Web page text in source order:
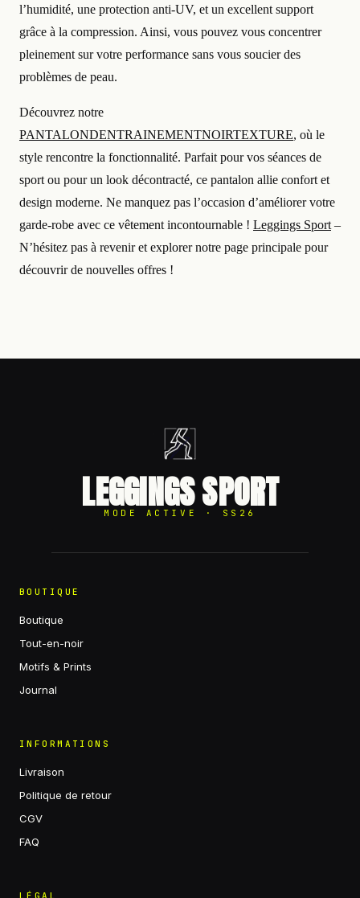
l’humidité, une protection anti-UV, et un excellent support
grâce à la compression. Ainsi, vous pouvez vous concentrer
pleinement sur votre performance sans vous soucier des
problèmes de peau.
Découvrez notre
PANTALONDENTRAINEMENTNOIRTEXTURE, où le
style rencontre la fonctionnalité. Parfait pour vos séances de
sport ou pour un look décontracté, ce pantalon allie confort et
design moderne. Ne manquez pas l’occasion d’améliorer votre
garde-robe avec ce vêtement incontournable ! Leggings Sport –
N’hésitez pas à revenir et explorer notre page principale pour
découvrir de nouvelles offres !
LEGGINGS SPORT
MODE ACTIVE · SS26
BOUTIQUE
Boutique
Tout-en-noir
Motifs & Prints
Journal
INFORMATIONS
Livraison
Politique de retour
CGV
FAQ
LÉGAL